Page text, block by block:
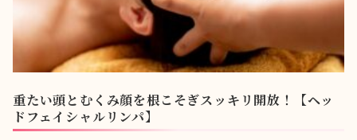
重たい頭とむくみ顔を根こそぎスッキリ開放！【ヘッ
ドフェイシャルリンパ】